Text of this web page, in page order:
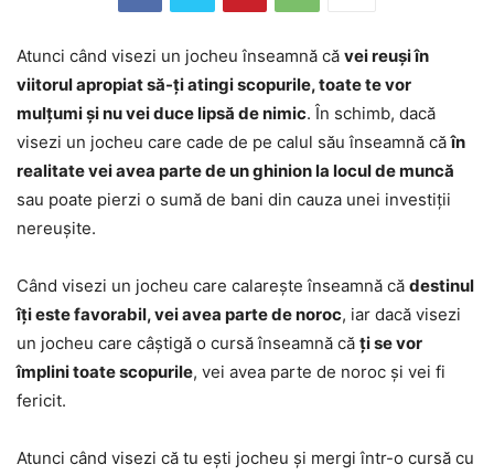
Atunci când visezi un jocheu înseamnă că vei reuși în
viitorul apropiat să-ți atingi scopurile, toate te vor
mulțumi și nu vei duce lipsă de nimic. În schimb, dacă
visezi un jocheu care cade de pe calul său înseamnă căîn
realitate vei avea parte de un ghinion la locul de muncă
sau poate pierzi o sumă de bani din cauza unei investiții
nereușite.
Când visezi un jocheu care calarește înseamnă că destinul
îți este favorabil, vei avea parte de noroc, iar dacă visezi
un jocheu care câștigă o cursă înseamnă că ți se vor
împlini toate scopurile, vei avea parte de noroc și vei fi
fericit.
Atunci când visezi că tu ești jocheu și mergi într-o cursă cu